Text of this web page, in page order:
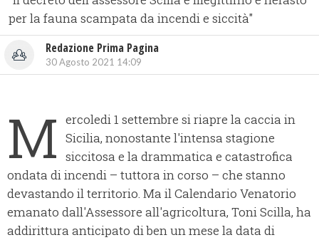
per la fauna scampata da incendi e siccità"
Redazione Prima Pagina
30 Agosto 2021 14:09
M ercoledi 1 settembre si riapre la caccia in
Sicilia, nonostante l'intensa stagione
siccitosa e la drammatica e catastrofica
ondata di incendi – tuttora in corso – che stanno
devastando il territorio. Ma il Calendario Venatorio
emanato dall'Assessore all'agricoltura, Toni Scilla, ha
addirittura anticipato di ben un mese la data di